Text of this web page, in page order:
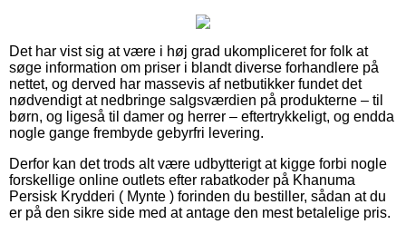
Det har vist sig at være i høj grad ukompliceret for folk at
søge information om priser i blandt diverse forhandlere på
nettet, og derved har massevis af netbutikker fundet det
nødvendigt at nedbringe salgsværdien på produkterne – til
børn, og ligeså til damer og herrer – eftertrykkeligt, og endda
nogle gange frembyde gebyrfri levering.
Derfor kan det trods alt være udbytterigt at kigge forbi nogle
forskellige online outlets efter rabatkoder på Khanuma
Persisk Krydderi ( Mynte ) forinden du bestiller, sådan at du
er på den sikre side med at antage den mest betalelige pris.